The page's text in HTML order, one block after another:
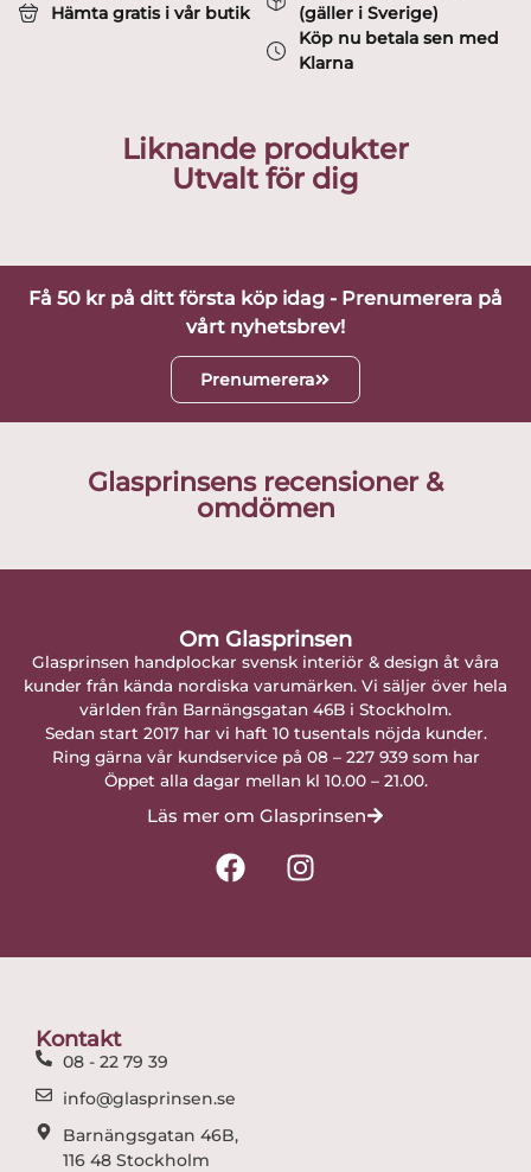
Hämta gratis i vår butik
(gäller i Sverige)
Köp nu betala sen med
Klarna
Liknande produkter
Utvalt för dig
Få 50 kr på ditt första köp idag - Prenumerera på
vårt nyhetsbrev!
Prenumerera
Glasprinsens recensioner &
omdömen
Om Glasprinsen
Glasprinsen handplockar svensk interiör & design åt våra
kunder från kända nordiska varumärken. Vi säljer över hela
världen från Barnängsgatan 46B i Stockholm.
Sedan start 2017 har vi haft 10 tusentals nöjda kunder.
Ring gärna vår kundservice på 08 – 227 939 som har
Öppet alla dagar mellan kl 10.00 – 21.00.
Läs mer om Glasprinsen
F
a
I
n
Kontakt
08 - 22 79 39
info@glasprinsen.se
Barnängsgatan 46B,
116 48 Stockholm